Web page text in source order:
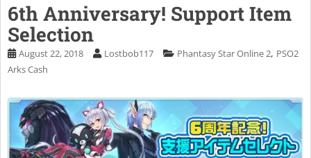
6th Anniversary! Support Item
Selection
August 22, 2018 Lostbob117 Phantasy Star Online 2, PSO2
Arks Cash